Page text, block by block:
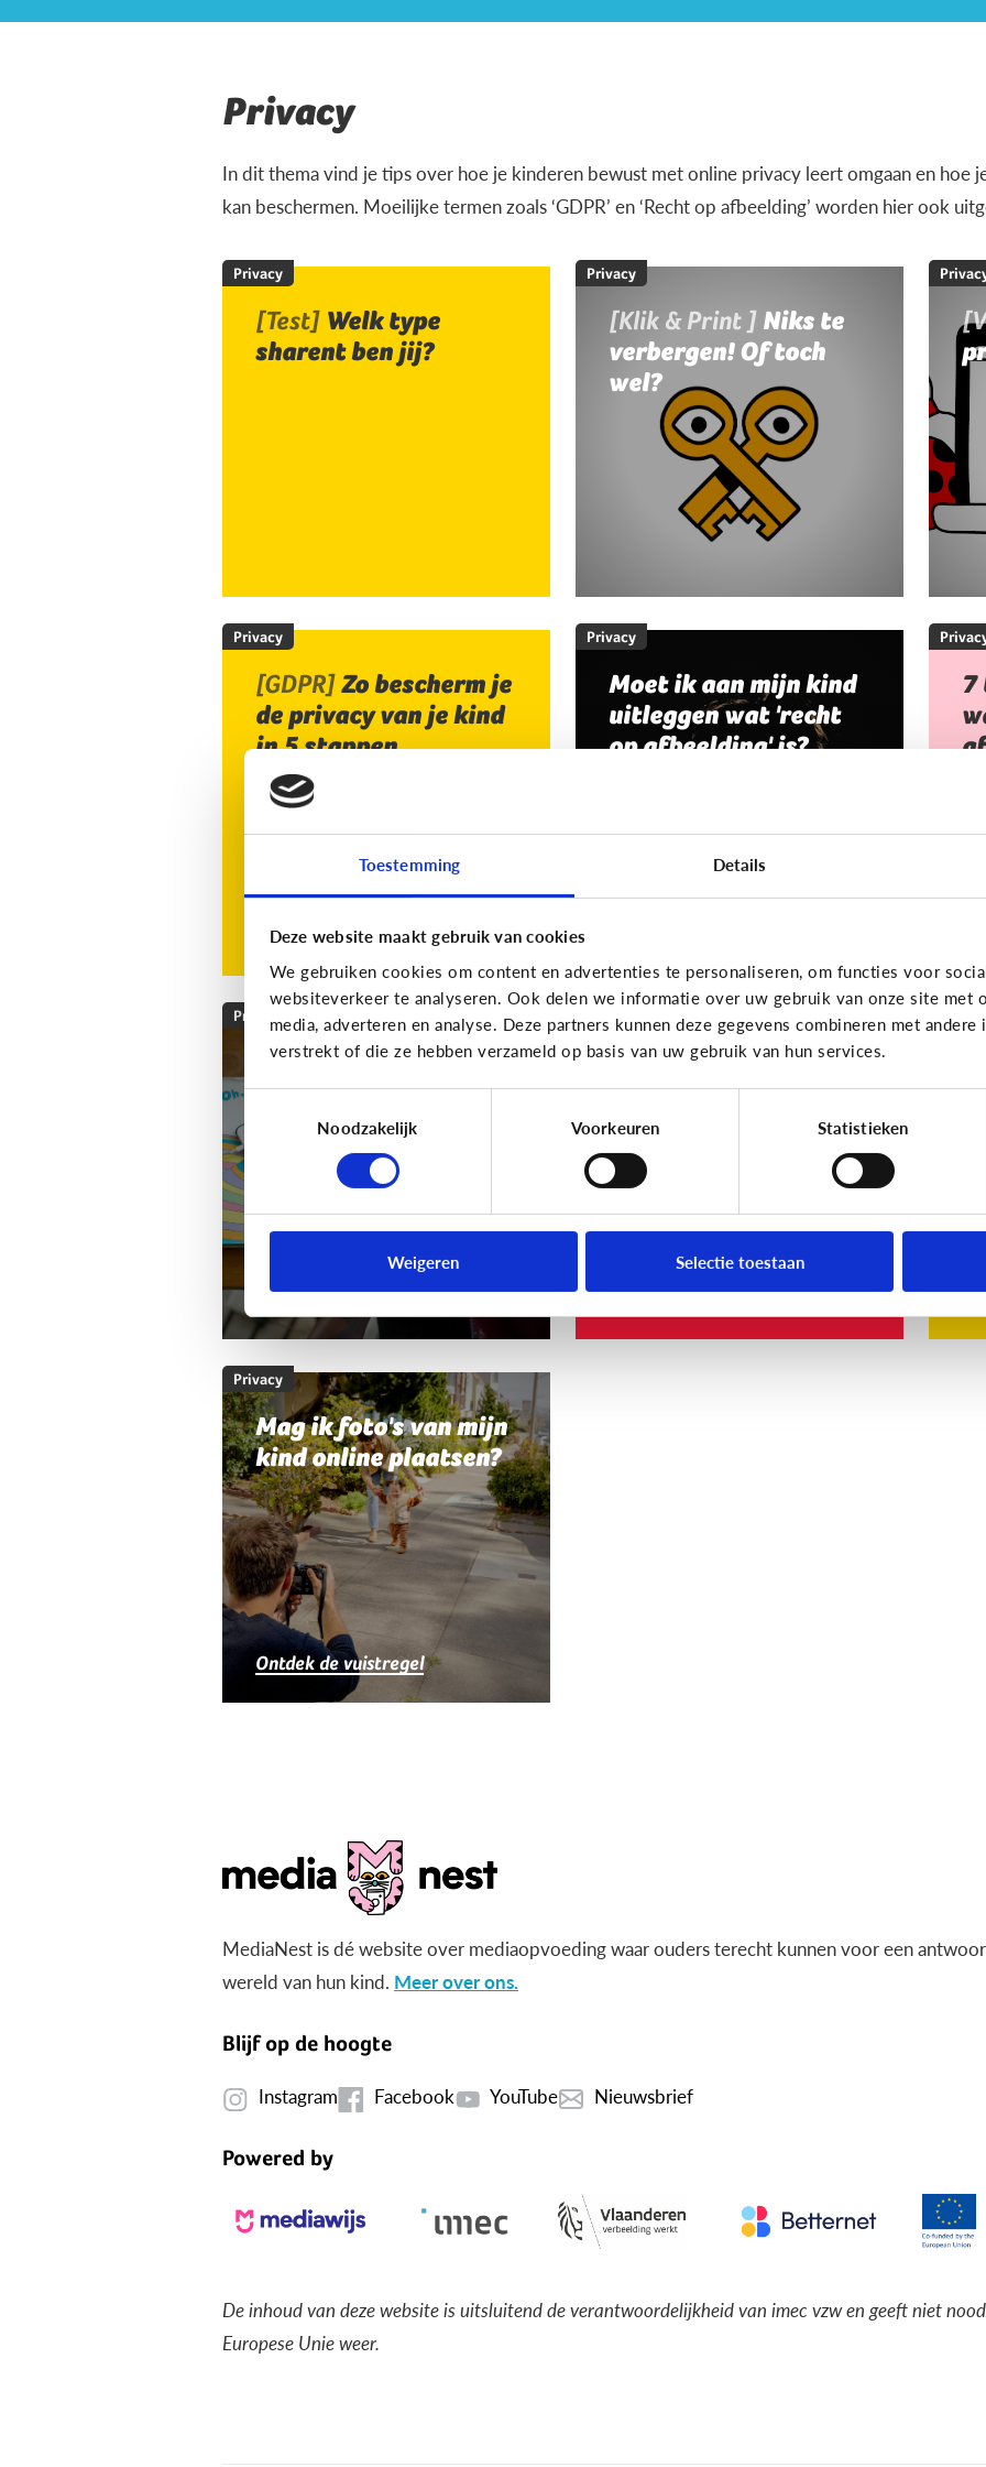
Toestemming Details
Deze website maakt gebruik van cookies
We gebruiken cookies om content en advertenties te personaliseren, om functies voor
websiteverkeer te analyseren. Ook delen we informatie over uw gebruik van onze site met
media, adverteren en analyse. Deze partners kunnen deze gegevens combineren met
verstrekt of die ze hebben verzameld op basis van uw gebruik van hun services.
Toestemmingsselectie
Noodzakelijk
Voorkeuren Statistieken
Weigeren Selectie toestaan
Privacy
In dit thema vind je tips over hoe je kinderen bewust met online privacy leert omgaan en hoe
kan beschermen. Moeilijke termen zoals ‘GDPR’ en ‘Recht op afbeelding’ worden hier ook
Privacy
[Test] Welk type
sharent ben jij?
Privacy
[Klik & Print ] Niks te
verbergen! Of toch
wel?
Privacy
[GDPR]Zo bescherm je
de privacy van je kind
in 5 stappen
Privacy
Moet ik aan mijn kind
uitleggen wat 'recht
op afbeelding' is?
filmpjes waar anderen op staan?
Of deelt jouw kind zomaar alles
van iedereen op Facebook of
7
Privacy
Mag ik de smartphone
of tablet van mijn kind
nakijken?
Als ouder wil je wel wat
controle houden.
Mag dat? En hoe doe je dat?
Privacy
Ongewenste foto van
je kind online?
Foto’s delen op Facebook is
leuk, maar niet altijd.
Volg deze 5 stappen
Privacy
Privacy
Mag ik foto's van mijn
kind online plaatsen?
Ontdek de vuistregel
MediaNest is dé website over mediaopvoeding waar ouders terecht kunnen voor een
wereld van hun kind. Meer over ons.
Blijf op de hoogte
Instagram Facebook YouTube Nieuwsbrief
Powered by
De inhoud van deze website is uitsluitend de verantwoordelijkheid van imec vzw en geeft niet
Europese Unie weer.